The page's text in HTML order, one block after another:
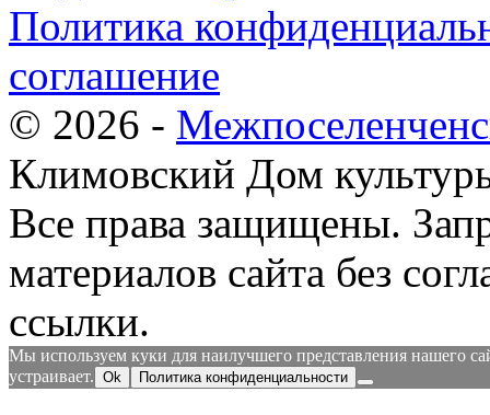
Политика
соглашение
© 2026 -
Климовский Дом
Все права защищены.
материалов сайта без
ссылки.
Мы используем куки для наилучшего представления нашего
устраивает. Ok Политика конфиденциальности